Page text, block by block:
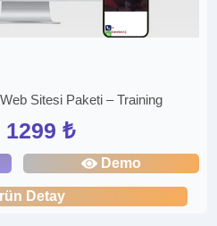
Sitesi Paketi – Training
1299 ₺
Demo
Detay